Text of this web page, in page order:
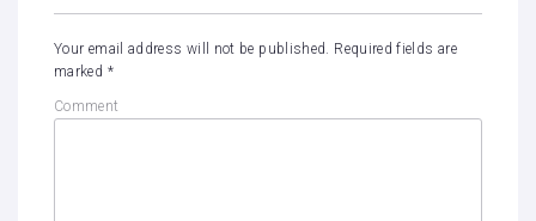
Your email address will not be published. Required fields are
marked *
Comment